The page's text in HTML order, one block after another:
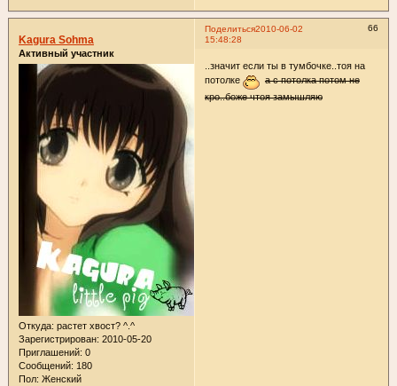
Поделиться 66
2010-06-02
15:48:28
Kagura Sohma
Активный участник
Откуда: растет хвост? ^.^
Зарегистрирован: 2010-05-20
Приглашений: 0
Сообщений: 180
Пол: Женский
..значит если ты в тумбочке..тоя на
потолке
а с потолка потом не
кро..боже чтоя замышляю